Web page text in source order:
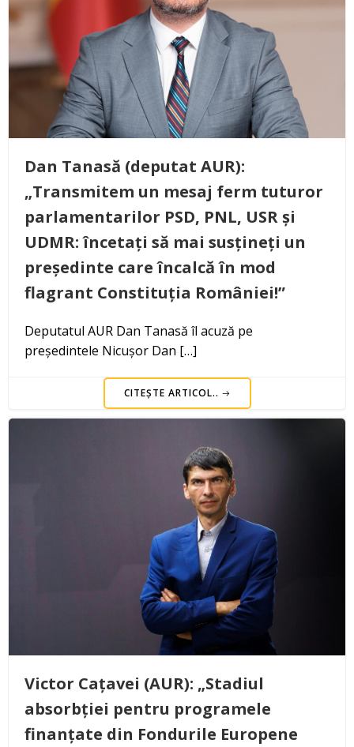
Dan Tanasă (deputat AUR):
„Transmitem un mesaj ferm tuturor
parlamentarilor PSD, PNL, USR și
UDMR: încetați să mai susțineți un
președinte care încalcă în mod
flagrant Constituția României!”
Deputatul AUR Dan Tanasă îl acuză pe
președintele Nicușor Dan […]
CITEȘTE ARTICOL..
Victor Cațavei (AUR): „Stadiul
absorbției pentru programele
finanțate din Fondurile Europene